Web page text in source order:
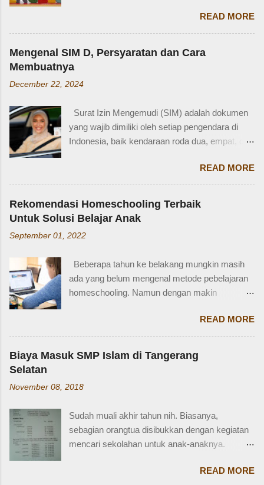
Zaidan duduk di bangku TK, saya sudah tidak
bekerja di luar rumah. Meniggalkan anak usia
segitu, sendiri di rumah, tentu saja saya terkejut.
Memang beli sayur tak lama, 5 atau 10 menit
mungkin selesai kalau tidak antri. Tapi,
orang yang punya kese...
bahasa Inggris? Salah satu contoh yang
menarik adalah bahasa Inggris sepupu
perempuan . Banyak orang mungkin tahu kata
"cousin", tapi tahukah kamu bahwa sepupu
female cousin? Memahami kosakata keluarga
percakapan santai, tetapi juga saat menulis,
traveling, bahkan dalam lingkungan kerja
internasional. Mengenal istilah keluarga akan
memperkenalkan diri atau menceritakan silsilah
keluarga. Contohnya, dalam bahasa Inggris:
Ayah = Father Ibu = Mother Kakak laki-laki =
Older brother Adik perempuan = Younger sister
Paman = Uncle Bibi = Aunt Sepupu perempuan
Seringkali, kita hanya menggunakan "cousin"
tanpa membed...
READ MORE
Mengenal SIM D, Persyaratan dan Cara
Membuatnya
December 22, 2024
Surat Izin Mengemudi (SIM) adalah dokumen
yang wajib dimiliki oleh setiap pengendara di
Indonesia, baik kendaraan roda dua, empat, dan
salah satunya adalah SIM D. Karena tidak
terlalu populer, banyak yang bertanya SIM D
untuk pengendara apa ya? Mengenal SIM D,
Persayaratan dan Cara Membuatnya
Berdasarkan webstite resmi humas.polri.go.id,
SIM D khusus dibuat untuk pengendara dengan
Disabiltas juga adalah manusia biasa yang
berhak berkendara untuk melakukan
aktifitasnya seperti mencari nafkah, menuntut
memfasilitasi dengan SIM khusus sesuai
dengan yang dibutuhkan. SIM D yang berlaku di
Indonesia dibagi menjadi dua macam yaitu SIM
SIM C, dan SIM D1 untuk pengendara mobil
dengan Perpol Nomor 5 Tahun 2021 mengenai
jenis SIM D yang belaku di Indonesia....
READ MORE
Rekomendasi Homeschooling Terbaik
Untuk Solusi Belajar Anak
September 01, 2022
Beberapa tahun ke belakang mungkin masih
ada yang belum mengenal metode pebelajaran
homeschooling. Namun dengan makin
ini, homeschooling jadi makin dikenal dan
bahkan diminati. Homeschooling merupakan
salah satu metode belajar yang sudah mulai tak
asing sekarang dan menjadi pilihan sebagian
Homeschooling adalah model pendidikan
punya tugas dan tanggung jawab penting
sebagai pengawas dan pemberi materi untuk
anak sesuai denagn minat, potensi dan bakat
kelebihan dibanding sekolah konvensional dan
READ MORE
Biaya Masuk SMP Islam di Tangerang
Selatan
November 08, 2018
Sudah muali akhir tahun nih. Biasanya,
sebagian orangtua disibukkan dengan kegiatan
mencari sekolahan untuk anak-anaknya.
swasta, sudah mulai membuka pendaftaran di
READ MORE